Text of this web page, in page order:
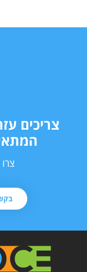
צריכים